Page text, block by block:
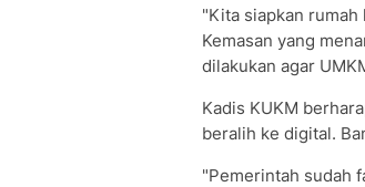
"Kita siapkan rumah
Kemasan yang
dilakukan agar
Kadis KUKM
beralih ke digital.
"Pemerintah sudah